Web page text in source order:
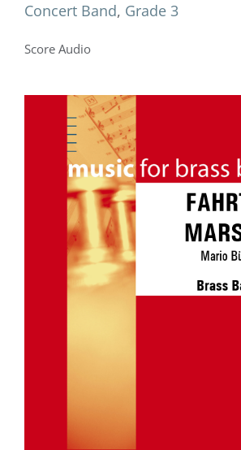
Concert Band, Grade 3
Score Audio